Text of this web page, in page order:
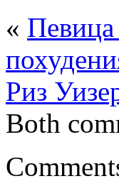
«
Риз
Both